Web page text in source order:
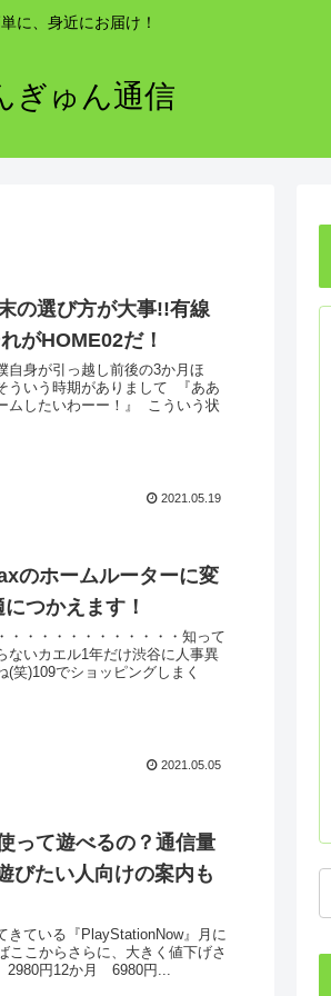
に、身近にお届け！
ぎゅん通信
の選び方が大事!!有線
がHOME02だ！
自身が引っ越し前後の3か月ほ
ういう時期がありまして 『ああ
ムしたいわーー！』 こういう状
2021.05.19
のホームルーターに変
つかえます！
・・・・・・・・・・・・知って
ないカエル1年だけ渋谷に人事異
笑)109でショッピングしまく
2021.05.05
って遊べるの？通信量
びたい人向けの案内も
きている『PlayStationNow』月に
こからさらに、大きく値下げさ
円12か月 6980円...